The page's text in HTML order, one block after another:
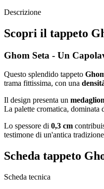
Descrizione
Scopri il tappeto
Ghom Seta - Un
Questo splendido tappeto
trama fittissima, con una
Il design presenta un
La palette cromatica, dominata
Lo spessore di 0,3 cm
testimone di un'antica
Scheda tappeto
Scheda tecnica